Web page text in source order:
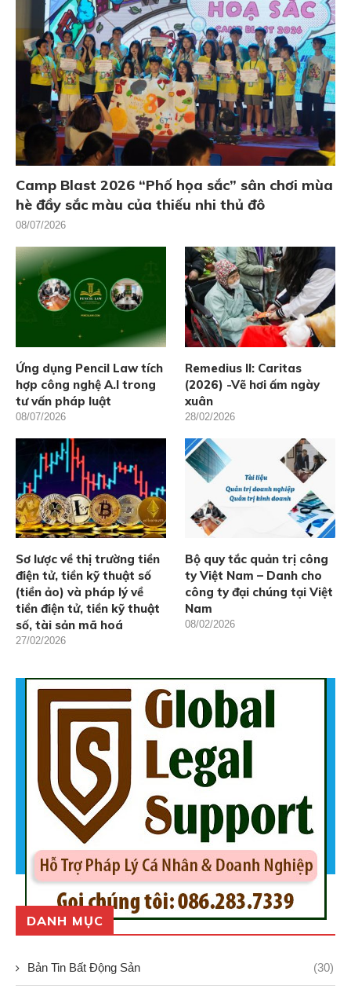
Camp Blast 2026 “Phố họa sắc” sân chơi mùa
hè đầy sắc màu của thiếu nhi thủ đô
08/07/2026
Ứng dụng Pencil Law tích
hợp công nghệ A.I trong
tư vấn pháp luật
08/07/2026
Remedius II: Caritas
(2026) -Vẽ hơi ấm ngày
xuân
28/02/2026
Sơ lược về thị trường tiền
điện tử, tiền kỹ thuật số
(tiền ảo) và pháp lý về
tiền điện tử, tiền kỹ thuật
số, tài sản mã hoá
27/02/2026
Bộ quy tắc quản trị công
ty Việt Nam – Danh cho
công ty đại chúng tại Việt
Nam
08/02/2026
DANH MỤC
Bản Tin Bất Động Sản (30)